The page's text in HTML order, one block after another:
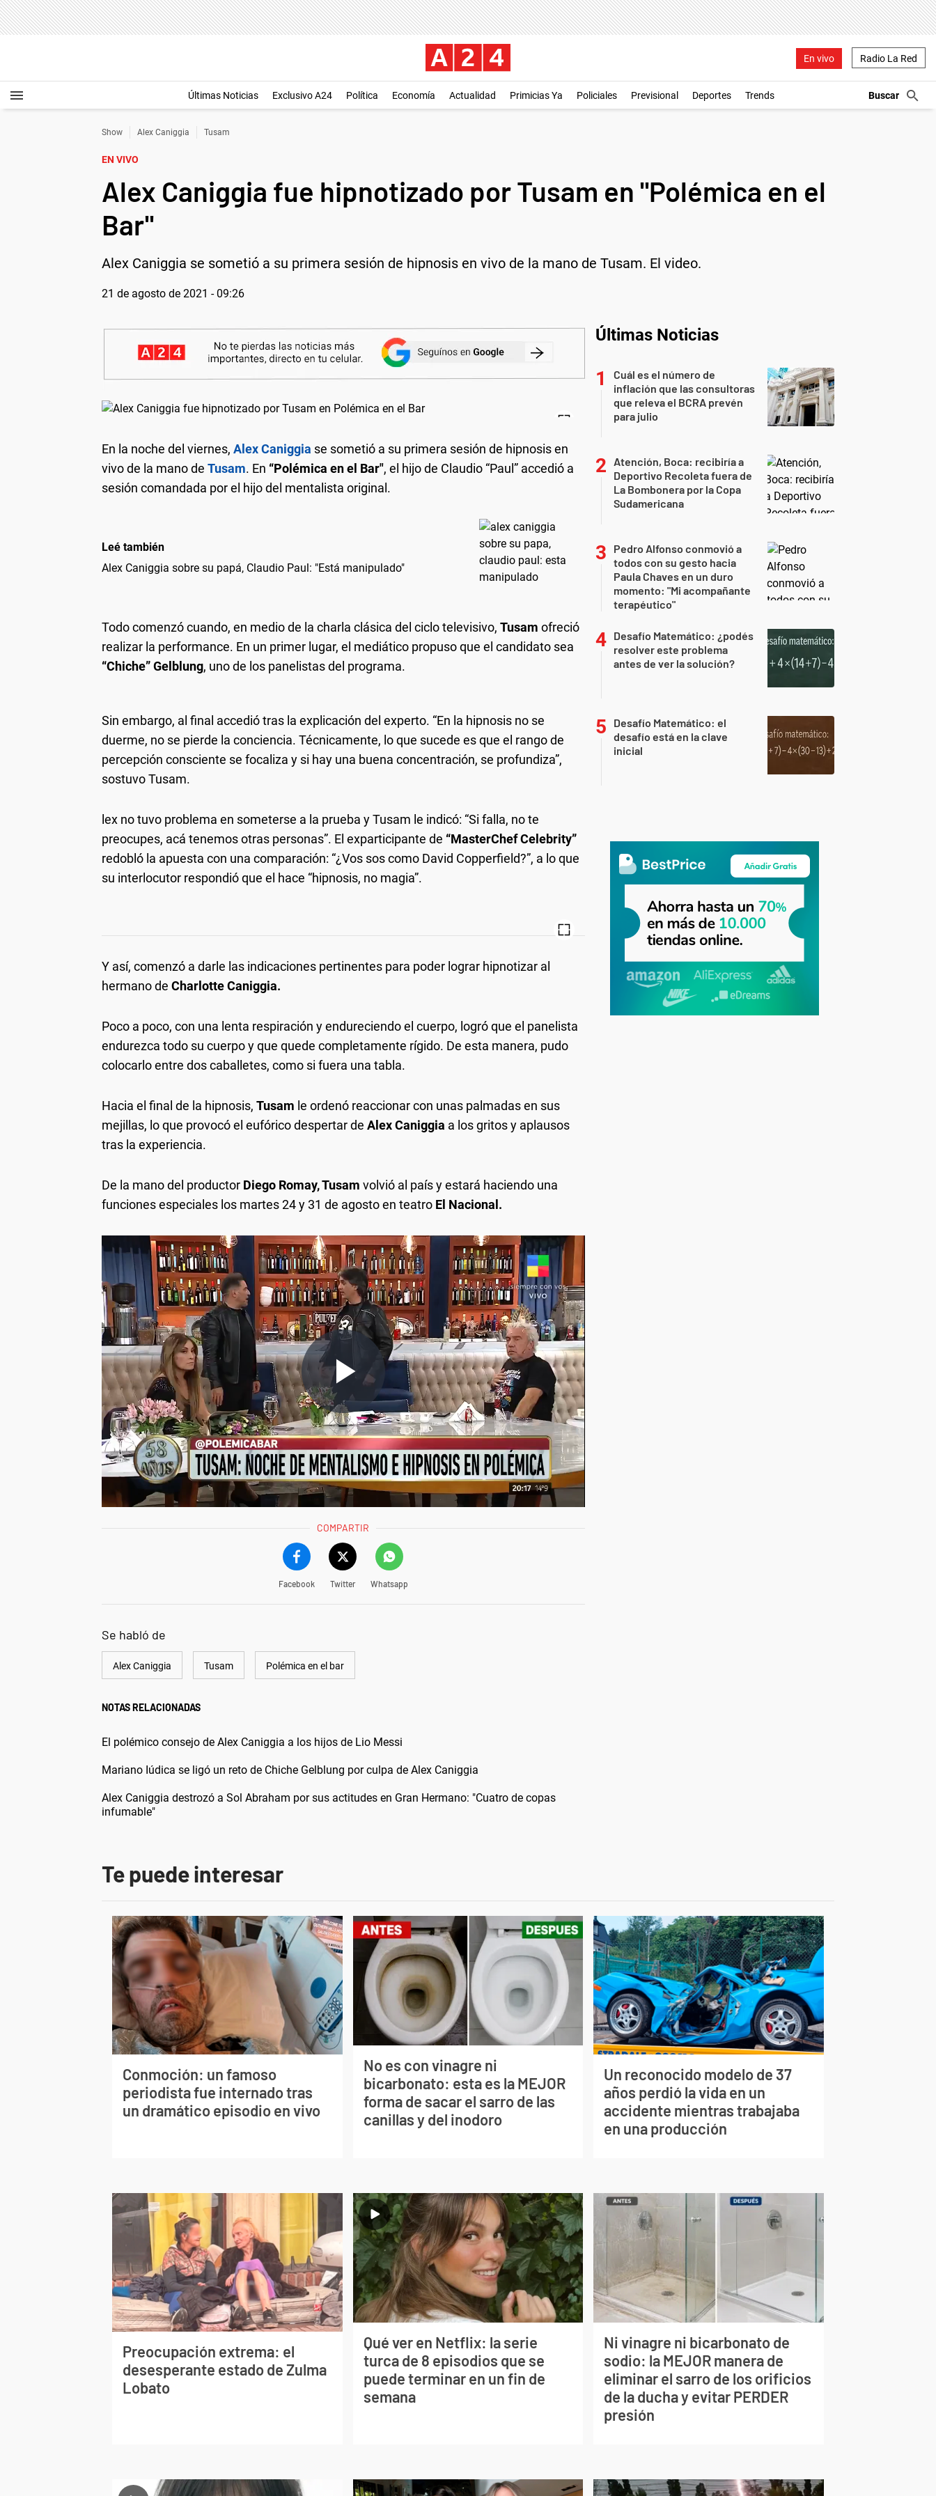
En vivo Radio La Red
Últimas Noticias Exclusivo A24 Política Economía Actualidad Primicias Ya Policiales Previsional Deportes Trends
Show Alex Caniggia Tusam
EN VIVO
Alex Caniggia fue hipnotizado por Tusam en "Polémica en el
Bar"
Alex Caniggia se sometió a su primera sesión de hipnosis en vivo de la mano de Tusam. El video.
21 de agosto de 2021 - 09:26
En la noche del viernes, Alex Caniggia se sometió a su primera sesión de hipnosis en
vivo de la mano de Tusam. En “Polémica en el Bar", el hijo de Claudio “Paul” accedió a
sesión comandada por el hijo del mentalista original.
Leé también
Alex Caniggia sobre su papá, Claudio Paul: "Está manipulado"
Todo comenzó cuando, en medio de la charla clásica del ciclo televisivo, Tusam ofreció
realizar la performance. En un primer lugar, el mediático propuso que el candidato sea
“Chiche” Gelblung, uno de los panelistas del programa.
Sin embargo, al final accedió tras la explicación del experto. “En la hipnosis no se
duerme, no se pierde la conciencia. Técnicamente, lo que sucede es que el rango de
percepción consciente se focaliza y si hay una buena concentración, se profundiza”,
sostuvo Tusam.
lex no tuvo problema en someterse a la prueba y Tusam le indicó: “Si falla, no te
preocupes, acá tenemos otras personas”. El exparticipante de “MasterChef Celebrity”
redobló la apuesta con una comparación: “¿Vos sos como David Copperfield?”, a lo que
su interlocutor respondió que el hace “hipnosis, no magia”.
Y así, comenzó a darle las indicaciones pertinentes para poder lograr hipnotizar al
hermano de Charlotte Caniggia.
Poco a poco, con una lenta respiración y endureciendo el cuerpo, logró que el panelista
endurezca todo su cuerpo y que quede completamente rígido. De esta manera, pudo
colocarlo entre dos caballetes, como si fuera una tabla.
Hacia el final de la hipnosis, Tusam le ordenó reaccionar con unas palmadas en sus
mejillas, lo que provocó el eufórico despertar de Alex Caniggia a los gritos y aplausos
tras la experiencia.
De la mano del productor Diego Romay, Tusam volvió al país y estará haciendo una
funciones especiales los martes 24 y 31 de agosto en teatro El Nacional.
COMPARTIR
Facebook Twitter Whatsapp
Se habló de
Alex Caniggia Tusam Polémica en el bar
NOTAS RELACIONADAS
El polémico consejo de Alex Caniggia a los hijos de Lio Messi
Mariano Iúdica se ligó un reto de Chiche Gelblung por culpa de Alex Caniggia
Alex Caniggia destrozó a Sol Abraham por sus actitudes en Gran Hermano: "Cuatro de copas
infumable"
Últimas Noticias
Cuál es el número de
inflación que las consultoras
que releva el BCRA prevén
para julio
Atención, Boca: recibiría a
Deportivo Recoleta fuera de
La Bombonera por la Copa
Sudamericana
Pedro Alfonso conmovió a
todos con su gesto hacia
Paula Chaves en un duro
momento: "Mi acompañante
terapéutico"
Desafío Matemático: ¿podés
resolver este problema
antes de ver la solución?
Desafío Matemático: el
desafío está en la clave
inicial
Te puede interesar
Conmoción: un famoso
periodista fue internado tras
un dramático episodio en vivo
No es con vinagre ni
bicarbonato: esta es la MEJOR
forma de sacar el sarro de las
canillas y del inodoro
Un reconocido modelo de 37
años perdió la vida en un
accidente mientras trabajaba
en una producción
Preocupación extrema: el
desesperante estado de Zulma
Lobato
Qué ver en Netflix: la serie
turca de 8 episodios que se
puede terminar en un fin de
semana
Ni vinagre ni bicarbonato de
sodio: la MEJOR manera de
eliminar el sarro de los orificios
de la ducha y evitar PERDER
presión